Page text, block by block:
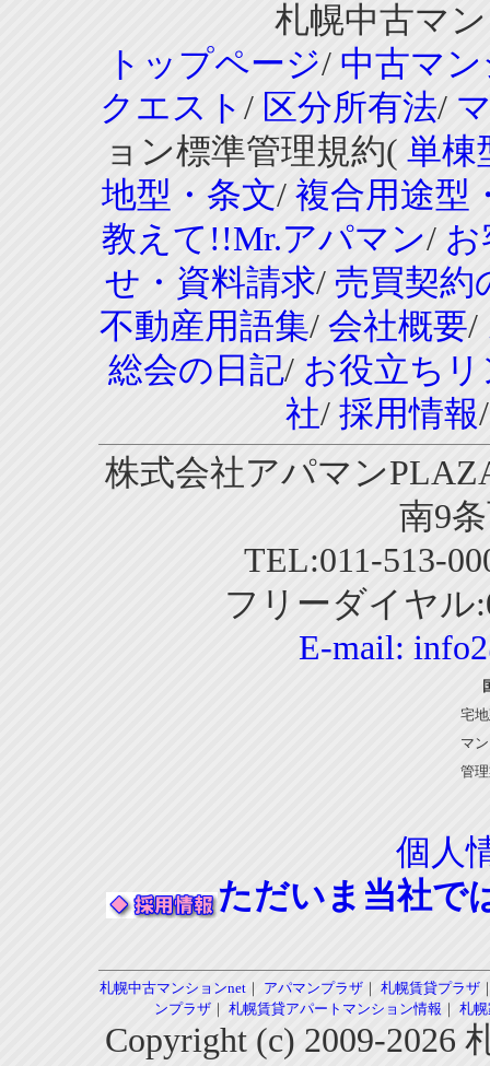
札幌中古マ
トップページ/ 中古マ
クエスト / 区分所有法/
ョン標準管理規約( 単棟
地型・条文/ 複合用途型
教えて!!Mr.アパマン/ お
せ・資料請求/ 売買契約
不動産用語集/ 会社概要/
総会の日記/ お役立ち
社/ 採用情報
株式会社アパマン
南9
TEL:011-513-
フリーダイヤル
E-mail:
宅
マ
管
個人
ただいま当社で
札幌中古マンションnet｜ アパマンプラザ｜ 札幌賃貸プラザ
ンプラザ｜ 札幌賃貸アパートマンション情報 ｜ 札
Copyright (c) 2009-2026